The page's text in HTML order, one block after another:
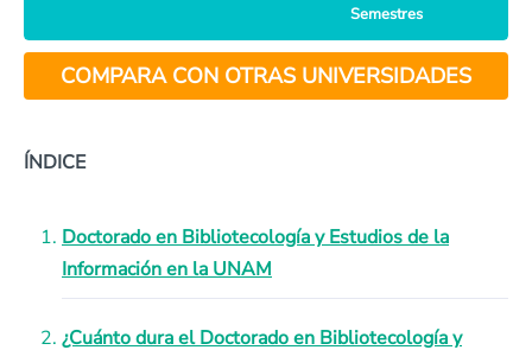
Semestres
COMPARA CON OTRAS UNIVERSIDADES
ÍNDICE
Doctorado en Bibliotecología y Estudios de la
Información en la UNAM
¿Cuánto dura el Doctorado en Bibliotecología y